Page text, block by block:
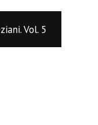
Vol. 5